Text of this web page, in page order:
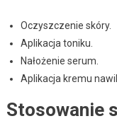
Oczyszczenie skóry.
Aplikacja toniku.
Nałożenie serum.
Aplikacja kremu
Stosowanie